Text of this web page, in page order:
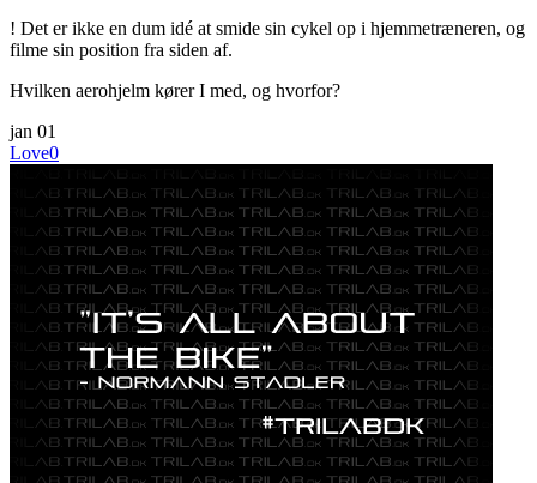
! Det er ikke en dum idé at smide sin cykel op i hjemmetræneren, og
filme sin position fra siden af.
Hvilken aerohjelm kører I med, og hvorfor?
jan 01
Love0